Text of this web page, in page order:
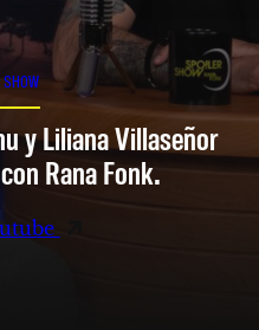
y Liliana Villaseñor
Rana Fonk.